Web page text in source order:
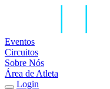
Eventos
Circuitos
Sobre Nós
Área de Atleta
Login